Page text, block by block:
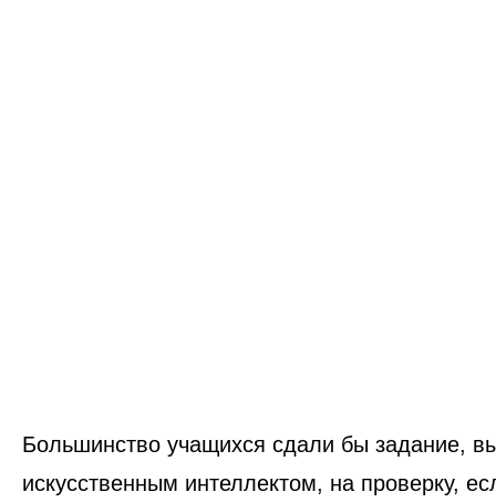
Большинство учащихся сдали бы задание,
искусственным интеллектом, на проверку,